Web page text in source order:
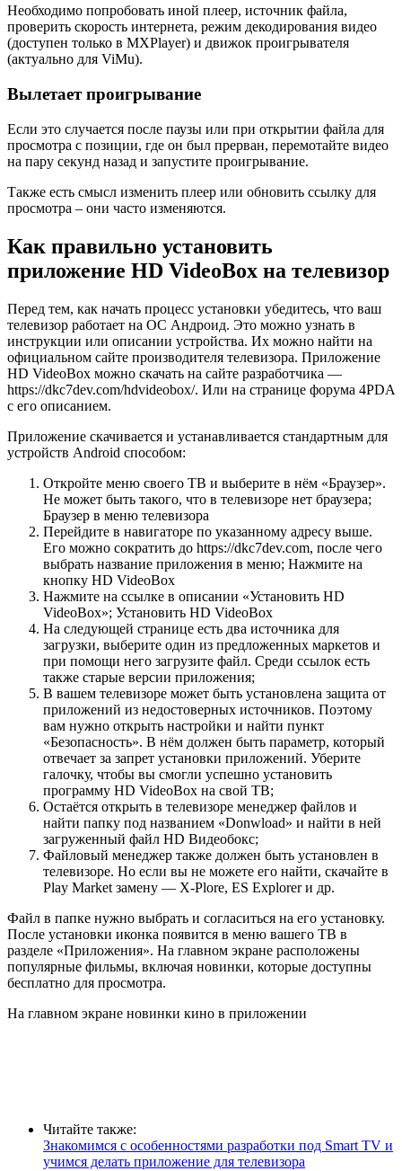
Необходимо попробовать иной плеер, источник файла,
проверить скорость интернета, режим декодирования видео
(доступен только в MXPlayer) и движок проигрывателя
(актуально для ViMu).
Вылетает проигрывание
Если это случается после паузы или при открытии файла для
просмотра с позиции, где он был прерван, перемотайте видео
на пару секунд назад и запустите проигрывание.
Также есть смысл изменить плеер или обновить ссылку для
просмотра – они часто изменяются.
Как правильно установить
приложение HD VideoBox на телевизор
Перед тем, как начать процесс установки убедитесь, что ваш
телевизор работает на ОС Андроид. Это можно узнать в
инструкции или описании устройства. Их можно найти на
официальном сайте производителя телевизора. Приложение
HD VideoBox можно скачать на сайте разработчика —
https://dkc7dev.com/hdvideobox/. Или на странице форума 4PDA
с его описанием.
Приложение скачивается и устанавливается стандартным для
устройств Android способом:
Откройте меню своего ТВ и выберите в нём «Браузер».
Не может быть такого, что в телевизоре нет браузера;
Браузер в меню телевизора
Перейдите в навигаторе по указанному адресу выше.
Его можно сократить до https://dkc7dev.com, после чего
выбрать название приложения в меню; Нажмите на
кнопку HD VideoBox
Нажмите на ссылке в описании «Установить HD
VideoBox»; Установить HD VideoBox
На следующей странице есть два источника для
загрузки, выберите один из предложенных маркетов и
при помощи него загрузите файл. Среди ссылок есть
также старые версии приложения;
В вашем телевизоре может быть установлена защита от
приложений из недостоверных источников. Поэтому
вам нужно открыть настройки и найти пункт
«Безопасность». В нём должен быть параметр, который
отвечает за запрет установки приложений. Уберите
галочку, чтобы вы смогли успешно установить
программу HD VideoBox на свой ТВ;
Остаётся открыть в телевизоре менеджер файлов и
найти папку под названием «Donwload» и найти в ней
загруженный файл HD Видеобокс;
Файловый менеджер также должен быть установлен в
телевизоре. Но если вы не можете его найти, скачайте в
Play Market замену — X-Plore, ES Explorer и др.
Файл в папке нужно выбрать и согласиться на его установку.
После установки иконка появится в меню вашего ТВ в
разделе «Приложения». На главном экране расположены
популярные фильмы, включая новинки, которые доступны
бесплатно для просмотра.
На главном экране новинки кино в приложении
Читайте также:
Знакомимся с особенностями разработки под Smart TV и
учимся делать приложение для телевизора